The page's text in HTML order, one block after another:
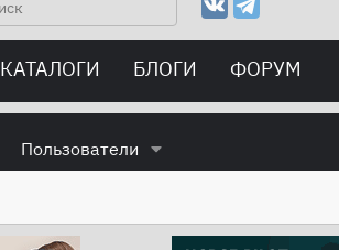
КАТАЛОГИ БЛОГИ ФОРУМ
Пользователи